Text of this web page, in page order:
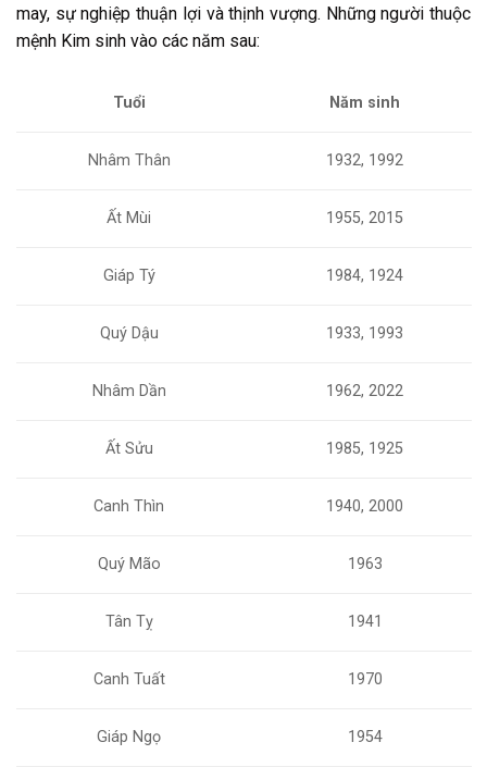
may, sự nghiệp thuận lợi và thịnh vượng. Những người thuộc
mệnh Kim sinh vào các năm sau:
Tuổi Năm sinh
Nhâm Thân 1932, 1992
Ất Mùi 1955, 2015
Giáp Tý 1984, 1924
Quý Dậu 1933, 1993
Nhâm Dần 1962, 2022
Ất Sửu 1985, 1925
Canh Thìn 1940, 2000
Quý Mão 1963
Tân Tỵ 1941
Canh Tuất 1970
Giáp Ngọ 1954